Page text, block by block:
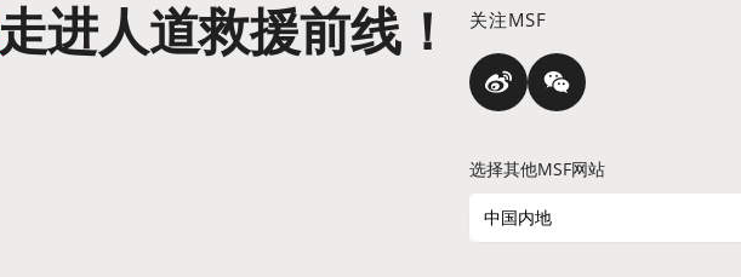
走进人道救援前线！ 关注MSF
选择其他MSF网站
中国内地